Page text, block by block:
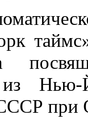
из
СССР